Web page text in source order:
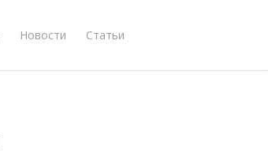
Новости Статьи